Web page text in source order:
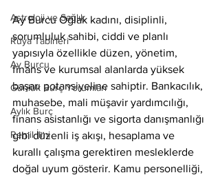
Astroloji ve Sağlık
Rüya Tabirleri
Ay Burcu
Günlük Burç Yorumları
Aylık Burç
Remil İlmi
Ay Burcu Oğlak kadını, disiplinli,
sorumluluk sahibi, ciddi ve planlı
yapısıyla özellikle düzen, yönetim,
finans ve kurumsal alanlarda yüksek
başarı potansiyeline sahiptir. Bankacılık,
muhasebe, mali müşavir yardımcılığı,
finans asistanlığı ve sigorta danışmanlığı
gibi düzenli iş akışı, hesaplama ve
kurallı çalışma gerektiren mesleklerde
doğal uyum gösterir. Kamu personelliği,